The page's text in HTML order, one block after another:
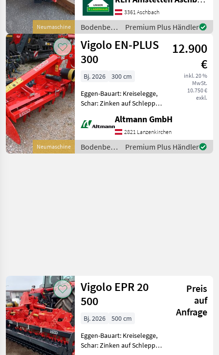
Neumaschine
Beleuchtung Planierschiene
Hydr.
Transportverriegelung
Packerwalze
Bodenbearbeitung Eggen
3361 Aschbach
Bodenbearbeitung
/ Vigolo
Premium Plus Händler
Neumaschine
Vigolo EN-PLUS
300
12.900
€
inkl. 20 %
MwSt.
10.750 €
exkl.
Bj. 2026
300 cm
Eggen-Bauart: Kreiselegge,
Schar: Zinken auf Schlepp,
Vigolo Kreiselegge EN-PLUS
300 Turm Kat II, mit
beidseitigen Streben 1
Ganggetriebe A8 540
Altmann GmbH
2821 Lanzenkirchen
Bodenbearbeitung
/ Vigolo
Premium Plus Händler
Vigolo EPR 20
500
Preis
auf
Anfrage
Bj. 2026
500 cm
Eggen-Bauart: Kreiselegge,
Schar: Zinken auf Schlepp,